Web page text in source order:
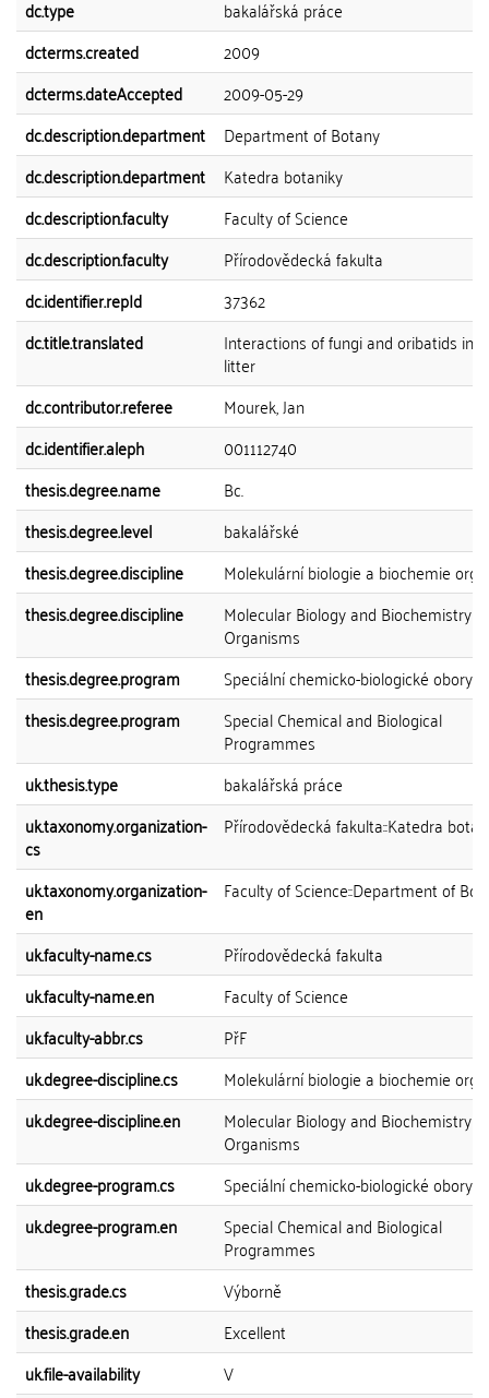
dc.type
bakalářská práce
dcterms.created
2009
dcterms.dateAccepted
2009-05-29
dc.description.department
Department of Botany
dc.description.department
Katedra botaniky
dc.description.faculty
Faculty of Science
dc.description.faculty
Přírodovědecká fakulta
dc.identifier.repId
37362
dc.title.translated
Interactions of fungi and oribatids in
litter
dc.contributor.referee
Mourek, Jan
dc.identifier.aleph
001112740
thesis.degree.name
Bc.
thesis.degree.level
bakalářské
thesis.degree.discipline
Molekulární biologie a biochemie
thesis.degree.discipline
Molecular Biology and Biochemistry of
Organisms
thesis.degree.program
Speciální chemicko-biologické obory
thesis.degree.program
Special Chemical and Biological
Programmes
uk.thesis.type
bakalářská práce
uk.taxonomy.organization-
cs
Přírodovědecká fakulta::Katedra
uk.taxonomy.organization-
en
Faculty of Science::Department of
uk.faculty-name.cs
Přírodovědecká fakulta
uk.faculty-name.en
Faculty of Science
uk.faculty-abbr.cs
PřF
uk.degree-discipline.cs
Molekulární biologie a biochemie
uk.degree-discipline.en
Molecular Biology and Biochemistry of
Organisms
uk.degree-program.cs
Speciální chemicko-biologické obory
uk.degree-program.en
Special Chemical and Biological
Programmes
thesis.grade.cs
Výborně
thesis.grade.en
Excellent
uk.file-availability
V